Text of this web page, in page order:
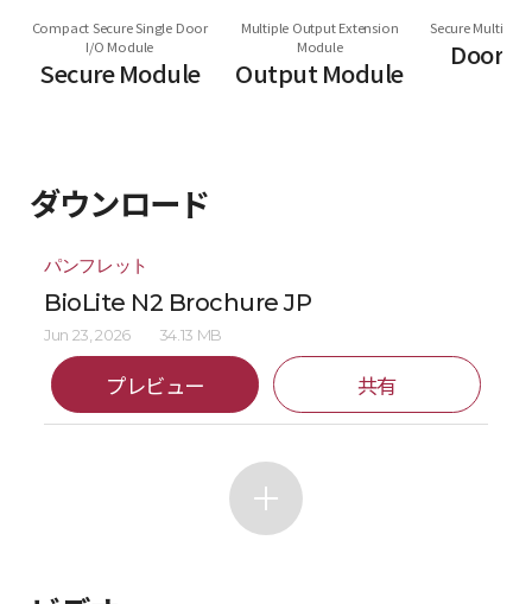
Compact Secure Single Door
I/O Module
Secure Module
Multiple Output Extension
Module
Output Module
Secure Multi
Door
ダウンロード
パンフレット
BioLite N2 Brochure JP
Jun 23, 2026 34.13 MB
プレビュー 共有